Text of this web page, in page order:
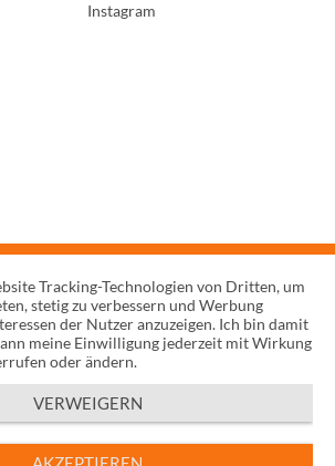
Instagram
Tracking-Technologien von Dritten, um
stetig zu verbessern und Werbung
der Nutzer anzuzeigen. Ich bin damit
meine Einwilligung jederzeit mit Wirkung
oder ändern.
VERWEIGERN